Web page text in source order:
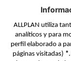
Formulario de
Distribuidores